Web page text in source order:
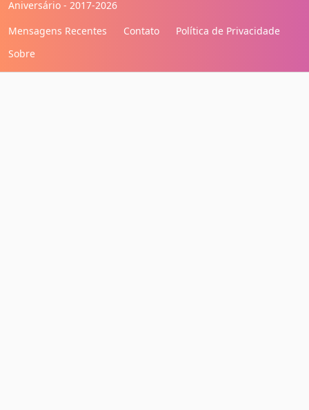
Aniversário - 2017-2026
Mensagens Recentes
Contato
Política de Privacidade
Sobre